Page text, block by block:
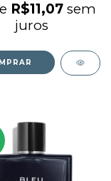
R$11,07 sem
juros